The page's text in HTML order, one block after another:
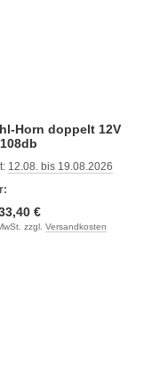
Horn doppelt 12V
450mm 108db
12.08. bis 19.08.2026
€
zzgl. Versandkosten